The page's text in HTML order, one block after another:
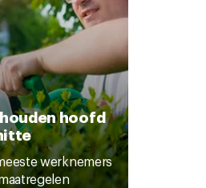
hoofd
werknemers